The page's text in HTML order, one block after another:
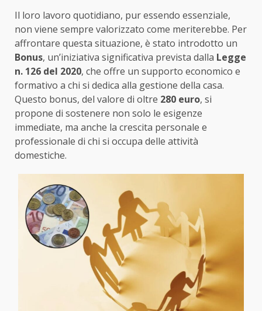
Il loro lavoro quotidiano, pur essendo essenziale,
non viene sempre valorizzato come meriterebbe. Per
affrontare questa situazione, è stato introdotto un
Bonus, un’iniziativa significativa prevista dalla Legge
n. 126 del 2020, che offre un supporto economico e
formativo a chi si dedica alla gestione della casa.
Questo bonus, del valore di oltre 280 euro, si
propone di sostenere non solo le esigenze
immediate, ma anche la crescita personale e
professionale di chi si occupa delle attività
domestiche.